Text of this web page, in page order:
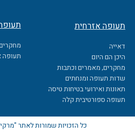
תעופה אזרחית
דאייה
היכן הם היום
מחקרים, מאמרים וכתבות
שדות תעופה ומנחתים
תאונות ואירועי בטיחות טיסה
תעופה ספורטיבית קלה
תעופה
כל הזכויות שמורות לאתר